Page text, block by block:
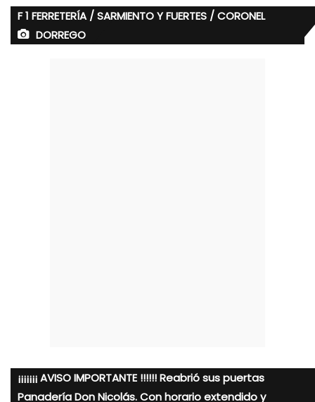
F 1 FERRETERÍA / SARMIENTO Y FUERTES / CORONEL
DORREGO
¡¡¡¡¡¡¡ AVISO IMPORTANTE !!!!!! Reabrió sus puertas
Panadería Don Nicolás. Con horario extendido y